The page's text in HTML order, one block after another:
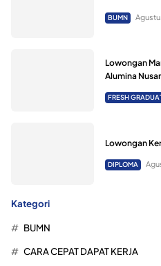
BUMN
Lowongan
Alumina
FRESH
Lowongan
DIPLOMA
Kategori
BUMN
CARA CEPAT DAPAT KERJA